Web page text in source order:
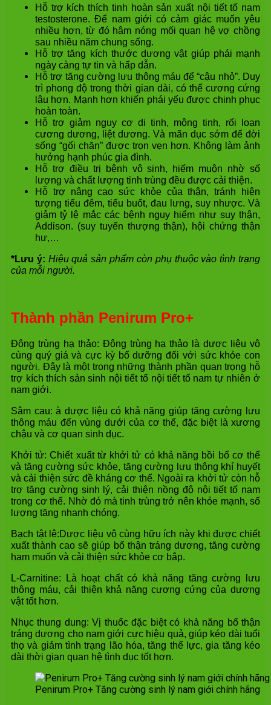
Hỗ trợ kích thích tinh hoàn sản xuất nội tiết tố nam
testosterone. Để nam giới có cảm giác muốn yêu
nhiều hơn, từ đó hâm nóng mối quan hệ vợ chồng
sau nhiều năm chung sống.
Hỗ trợ tăng kích thước dương vật giúp phái mạnh
ngày càng tự tin và hấp dẫn.
Hỗ trợ tăng cường lưu thông máu để “cậu nhỏ”. Duy
trì phong độ trong thời gian dài, có thể cương cứng
lâu hơn. Mạnh hơn khiến phái yếu được chinh phục
hoàn toàn.
Hỗ trợ giảm nguy cơ di tinh, mộng tinh, rối loạn
cương dương, liệt dương. Và mãn dục sớm để đời
sống “gối chăn” được trọn vẹn hơn. Không làm ảnh
hưởng hạnh phúc gia đình.
Hỗ trợ điều trị bệnh vô sinh, hiếm muộn nhờ số
lượng và chất lượng tinh trùng đều được cải thiện.
Hỗ trợ nâng cao sức khỏe của thận, tránh hiện
tượng tiểu đêm, tiểu buốt, đau lưng, suy nhược. Và
giảm tỷ lệ mắc các bệnh nguy hiểm như suy thận,
Addison. (suy tuyến thượng thận), hội chứng thận
hư,…
*Lưu ý: Hiệu quả sản phẩm còn phụ thuộc vào tình trạng
của mỗi người.
Thành phần Penirum Pro+
Đông trùng hạ thảo: Đông trùng hạ thảo là dược liệu vô
cùng quý giá và cực kỳ bổ dưỡng đối với sức khỏe con
người. Đây là một trong những thành phần quan trọng hỗ
trợ kích thích sản sinh nội tiết tố nội tiết tố nam tự nhiên ở
nam giới.
Sâm cau: à dược liệu có khả năng giúp tăng cường lưu
thông máu đến vùng dưới của cơ thể, đặc biệt là xương
chậu và cơ quan sinh dục.
Khởi tử: Chiết xuất từ khởi tử có khả năng bồi bổ cơ thể
và tăng cường sức khỏe, tăng cường lưu thông khí huyết
và cải thiện sức đề kháng cơ thể. Ngoài ra khởi tử còn hỗ
trợ tăng cường sinh lý, cải thiện nồng độ nội tiết tố nam
trong cơ thể. Nhờ đó mà tinh trùng trở nên khỏe mạnh, số
lượng tăng nhanh chóng.
Bạch tật lê:Dược liệu vô cùng hữu ích này khi được chiết
xuất thành cao sẽ giúp bổ thận tráng dương, tăng cường
ham muốn và cải thiện sức khỏe cơ bắp.
L-Carnitine: Là hoạt chất có khả năng tăng cường lưu
thông máu, cải thiện khả năng cương cứng của dương
vật tốt hơn.
Nhục thung dung: Vị thuốc đặc biệt có khả năng bổ thận
tráng dương cho nam giới cực hiệu quả, giúp kéo dài tuổi
thọ và giảm tình trạng lão hóa, tăng thể lực, gia tăng kéo
dài thời gian quan hệ tình dục tốt hơn.
Penirum Pro+ Tăng cường sinh lý nam giới chính hãng